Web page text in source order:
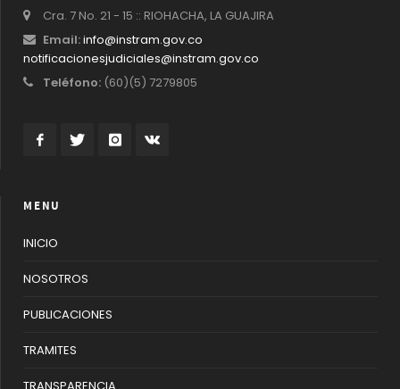
Cra. 7 No. 21 - 15 :: RIOHACHA, LA GUAJIRA
Email:info@instram.gov.co
notificacionesjudiciales@instram.gov.co
Teléfono: (60)(5) 7279805
MENU
INICIO
NOSOTROS
PUBLICACIONES
TRAMITES